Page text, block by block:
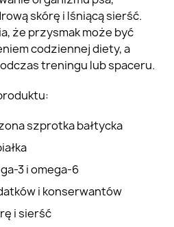
skórę i lśniącą sierść.
że przysmak może być
codziennej diety, a
treningu lub spaceru.
szprotka bałtycka
3 i omega-6
i konserwantów
i sierść